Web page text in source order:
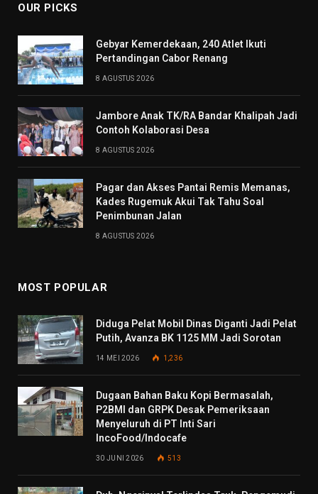
OUR PICKS
Gebyar Kemerdekaan, 240 Atlet Ikuti
Pertandingan Cabor Renang
8 AGUSTUS 2026
Jambore Anak TK/RA Bandar Khalipah Jadi
Contoh Kolaborasi Desa
8 AGUSTUS 2026
Pagar dan Akses Pantai Remis Memanas,
Kades Rugemuk Akui Tak Tahu Soal
Penimbunan Jalan
8 AGUSTUS 2026
MOST POPULAR
Diduga Pelat Mobil Dinas Diganti Jadi Pelat
Putih, Avanza BK 1125 MM Jadi Sorotan
14 MEI 2026 1,236
Dugaan Bahan Baku Kopi Bermasalah,
P2BMI dan GRPK Desak Pemeriksaan
Menyeluruh di PT Inti Sari
IncoFood/Indocafe
30 JUNI 2026 513